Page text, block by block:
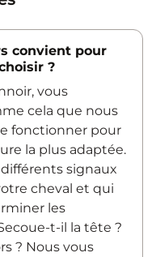
convient pour
?
vous
cela que nous
fonctionner pour
la plus adaptée.
signaux
cheval et qui
les
t-il la tête ?
? Nous vous